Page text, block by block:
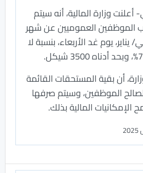
أعلنت وزارة المالية، أنه سيتم
الموظفين العموميين عن شهر
يناير، يوم غد الأربعاء، بنسبة لا
أن بقية المستحقات القائمة
الموظفين، وسيتم صرفها
الإمكانيات المالية بذلك.